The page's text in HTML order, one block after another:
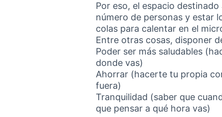
Por eso, el espacio
número de personas y estar
colas para calentar en el
Entre otras cosas, disponer
Poder ser más saludables
donde vas)
Ahorrar (hacerte tu propia
fuera)
Tranquilidad (saber que
que pensar a qué hora vas)